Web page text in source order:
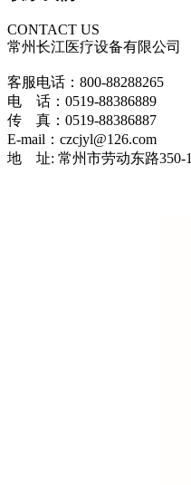
CONTACT US
常州长江医疗设备有限公司
客服电话：800-88288265
电 话：0519-88386889
传 真：0519-88386887
E-mail：czcjyl@126.com
地 址: 常州市劳动东路350-1